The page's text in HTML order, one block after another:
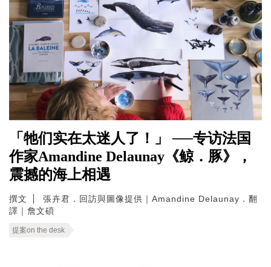
「牠们实在太迷人了！」 ──专访法国
作家Amandine Delaunay《鲸．豚》，
震撼的海上相遇
撰文
張卉君．回訪與圖像提供｜Amandine Delaunay．翻
譯｜詹文碩
提案on the desk